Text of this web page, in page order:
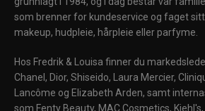
som brenner for kundeservice og faget
makeup, hudpleie, hårpleie eller parfyme.
Hos Fredrik & Louisa finner du
Chanel, Dior, Shiseido, Laura Mercier,
Lancôme og Elizabeth Arden, samt
som Fenty Beauty, MAC Cosmetics, Kiehl's,